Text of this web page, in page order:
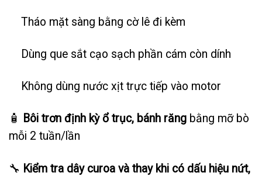
Tháo mặt sàng bằng cờ lê đi kèm
Dùng que sắt cạo sạch phần cám còn dính
Không dùng nước xịt trực tiếp vào motor
🧴 Bôi trơn định kỳ ổ trục, bánh răng bằng mỡ bò
mỗi 2 tuần/lần
🔧 Kiểm tra dây curoa và thay khi có dấu hiệu nứt,